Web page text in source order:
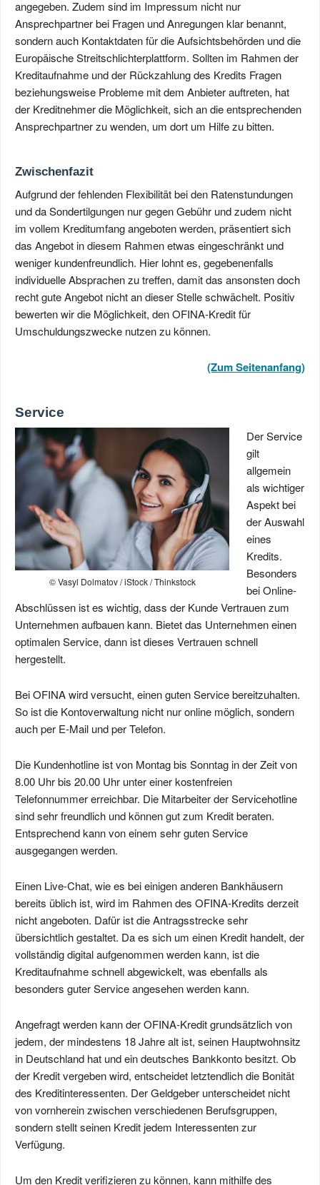
angegeben. Zudem sind im Impressum nicht nur
Ansprechpartner bei Fragen und Anregungen klar benannt,
sondern auch Kontaktdaten für die Aufsichtsbehörden und die
Europäische Streitschlichterplattform. Sollten im Rahmen der
Kreditaufnahme und der Rückzahlung des Kredits Fragen
beziehungsweise Probleme mit dem Anbieter auftreten, hat
der Kreditnehmer die Möglichkeit, sich an die entsprechenden
Ansprechpartner zu wenden, um dort um Hilfe zu bitten.
Zwischenfazit
Aufgrund der fehlenden Flexibilität bei den Ratenstundungen
und da Sondertilgungen nur gegen Gebühr und zudem nicht
im vollem Kreditumfang angeboten werden, präsentiert sich
das Angebot in diesem Rahmen etwas eingeschränkt und
weniger kundenfreundlich. Hier lohnt es, gegebenenfalls
individuelle Absprachen zu treffen, damit das ansonsten doch
recht gute Angebot nicht an dieser Stelle schwächelt. Positiv
bewerten wir die Möglichkeit, den OFINA-Kredit für
Umschuldungszwecke nutzen zu können.
(Zum Seitenanfang)
Service
© Vasyl Dolmatov / iStock / Thinkstock
Der Service
gilt
allgemein
als wichtiger
Aspekt bei
der Auswahl
eines
Kredits.
Besonders
bei Online-
Abschlüssen ist es wichtig, dass der Kunde Vertrauen zum
Unternehmen aufbauen kann. Bietet das Unternehmen einen
optimalen Service, dann ist dieses Vertrauen schnell
hergestellt.
Bei OFINA wird versucht, einen guten Service bereitzuhalten.
So ist die Kontoverwaltung nicht nur online möglich, sondern
auch per E-Mail und per Telefon.
Die Kundenhotline ist von Montag bis Sonntag in der Zeit von
8.00 Uhr bis 20.00 Uhr unter einer kostenfreien
Telefonnummer erreichbar. Die Mitarbeiter der Servicehotline
sind sehr freundlich und können gut zum Kredit beraten.
Entsprechend kann von einem sehr guten Service
ausgegangen werden.
Einen Live-Chat, wie es bei einigen anderen Bankhäusern
bereits üblich ist, wird im Rahmen des OFINA-Kredits derzeit
nicht angeboten. Dafür ist die Antragsstrecke sehr
übersichtlich gestaltet. Da es sich um einen Kredit handelt, der
vollständig digital aufgenommen werden kann, ist die
Kreditaufnahme schnell abgewickelt, was ebenfalls als
besonders guter Service angesehen werden kann.
Angefragt werden kann der OFINA-Kredit grundsätzlich von
jedem, der mindestens 18 Jahre alt ist, seinen Hauptwohnsitz
in Deutschland hat und ein deutsches Bankkonto besitzt. Ob
der Kredit vergeben wird, entscheidet letztendlich die Bonität
des Kreditinteressenten. Der Geldgeber unterscheidet nicht
von vornherein zwischen verschiedenen Berufsgruppen,
sondern stellt seinen Kredit jedem Interessenten zur
Verfügung.
Um den Kredit verifizieren zu können, kann mithilfe des